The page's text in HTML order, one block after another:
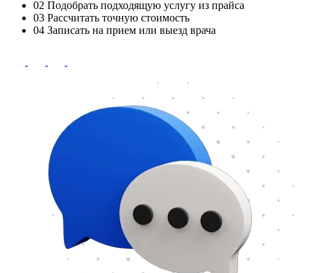
02 Подобрать подходящую услугу из прайса
03 Рассчитать точную стоимость
04 Записать на прием или выезд врача